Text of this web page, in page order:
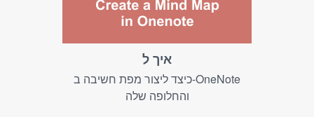
איך ל
כיצד ליצור מפת חשיבה ב-OneNote
והחלופה שלה